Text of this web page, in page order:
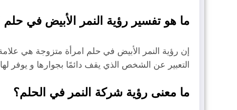
ما هو تفسير رؤية النمر الأبيض في
إن رؤية النمر الأبيض في حلم امرأة متزوجة هي
التعبير عن الشخص الذي يقف دائمًا بجوارها و يوفر
ما معنى رؤية شركة النمر في الحلم؟